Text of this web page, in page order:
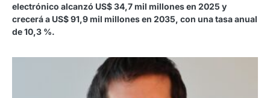
electrónico alcanzó US$ 34,7 mil millones en 2025 y
crecerá a US$ 91,9 mil millones en 2035, con una tasa anual
de 10,3 %.